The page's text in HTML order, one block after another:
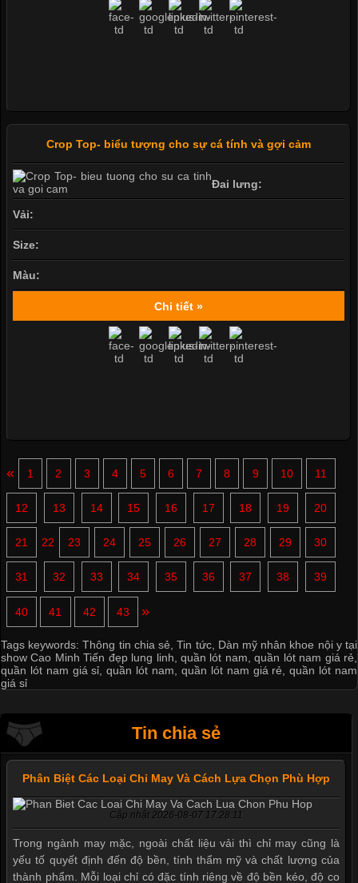
Crop Top- biểu tượng cho sự cá tính và gợi cảm
Đai lưng:
Vải:
Size:
Màu:
Chi tiết »
« 1 2 3 4 5 6 7 8 9 10 11
12 13 14 15 16 17 18 19 20
21 22 23 24 25 26 27 28 29 30
31 32 33 34 35 36 37 38 39
40 41 42 43 »
Tags keywords:Thông tin chia sẻ,Tin tức, Dàn mỹ nhân khoe nội y tại
show Cao Minh Tiến đẹp lung linh,quần lót nam,quần lót nam giá rẻ,
quần lót nam giá sỉ,quần lót nam, quần lót nam giá rẻ,quần lót nam
giá sỉ
Tin chia sẻ
Phân Biệt Các Loại Chỉ May Và Cách Lựa Chọn Phù Hợp
Cập nhật 2026-08-07 17:28:11
Trong ngành may mặc, ngoài chất liệu vải thì chỉ may cũng là
yếu tố quyết định đến độ bền, tính thẩm mỹ và chất lượng của
thành phẩm. Mỗi loại chỉ có đặc tính riêng về độ bền kéo, độ co